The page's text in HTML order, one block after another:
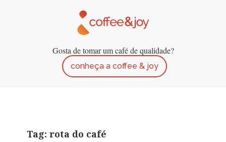
Gosta de tomar um café de qualidade?
conheça a coffee & joy
Tag: rota do café